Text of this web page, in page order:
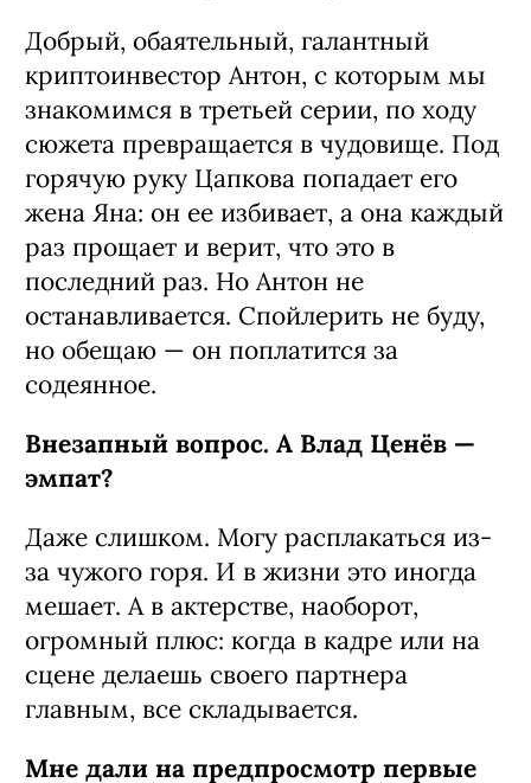
Добрый, обаятельный, галантный
криптоинвестор Антон, с которым мы
знакомимся в третьей серии, по ходу
сюжета превращается в чудовище. Под
горячую руку Цапкова попадает его
жена Яна: он ее избивает, а она каждый
раз прощает и верит, что это в
последний раз. Но Антон не
останавливается. Спойлерить не буду,
но обещаю — он поплатится за
содеянное.
Внезапный вопрос. А Влад Ценёв —
эмпат?
Даже слишком. Могу расплакаться из-
за чужого горя. И в жизни это иногда
мешает. А в актерстве, наоборот,
огромный плюс: когда в кадре или на
сцене делаешь своего партнера
главным, все складывается.
Мне дали на предпросмотр первые